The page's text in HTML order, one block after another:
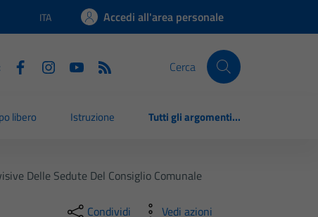
Lingua attiva:
ITA Accedi all'area personale
Cerca
libero Istruzione Tutti gli argomenti...
Delle Sedute Del Consiglio Comunale
Condividi Vedi azioni